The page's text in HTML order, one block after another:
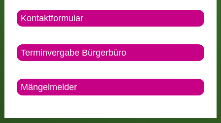
Kontaktformular
Terminvergabe Bürgerbüro
Mängelmelder